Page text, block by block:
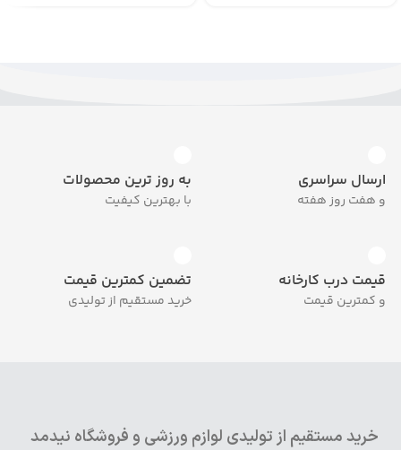
ارسال سراسری
و هفت روز هفته
به روز ترین محصولات
با بهترین کیفیت
قیمت درب کارخانه
و کمترین قیمت
تضمین کمترین قیمت
خرید مستقیم از تولیدی
خرید مستقیم از تولیدی لوازم ورزشی و فروشگاه نیدمد